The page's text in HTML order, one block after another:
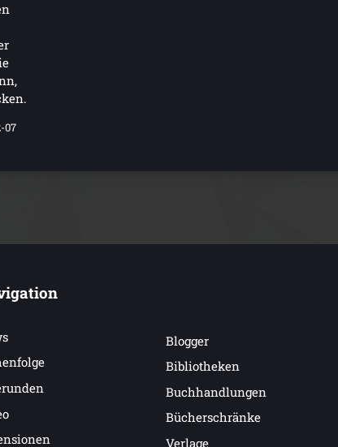
07
Blogger
Bibliotheken
Buchhandlungen
Bücherschränke
Verlage